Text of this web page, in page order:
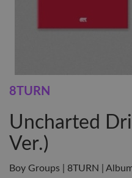
8TURN
Uncharted
Ver.)
Boy Groups | 8TURN | Album